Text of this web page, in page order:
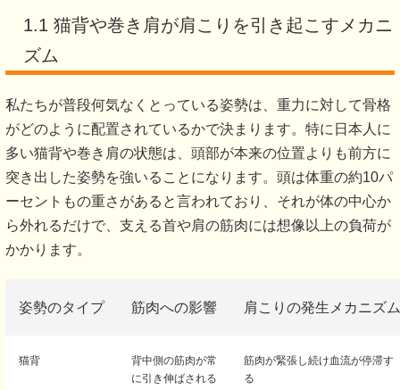
1.1 猫背や巻き肩が肩こりを引き起こすメカニ
ズム
私たちが普段何気なくとっている姿勢は、重力に対して骨格
がどのように配置されているかで決まります。特に日本人に
多い猫背や巻き肩の状態は、頭部が本来の位置よりも前方に
突き出した姿勢を強いることになります。頭は体重の約10パ
ーセントもの重さがあると言われており、それが体の中心か
ら外れるだけで、支える首や肩の筋肉には想像以上の負荷が
かかります。
姿勢のタイプ 筋肉への影響 肩こりの発生メカニズム
猫背
背中側の筋肉が常
に引き伸ばされる
筋肉が緊張し続け血流が停滞す
る